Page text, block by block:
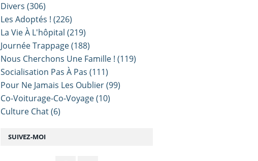
SUIVEZ-MOI
Divers (306)
Les Adoptés ! (226)
La Vie À L'hôpital (219)
Journée Trappage(188)
Nous Cherchons Une Famille ! (119)
Socialisation Pas À Pas (111)
Pour Ne Jamais Les Oublier(99)
Co-Voiturage-Co-Voyage(10)
Culture Chat(6)